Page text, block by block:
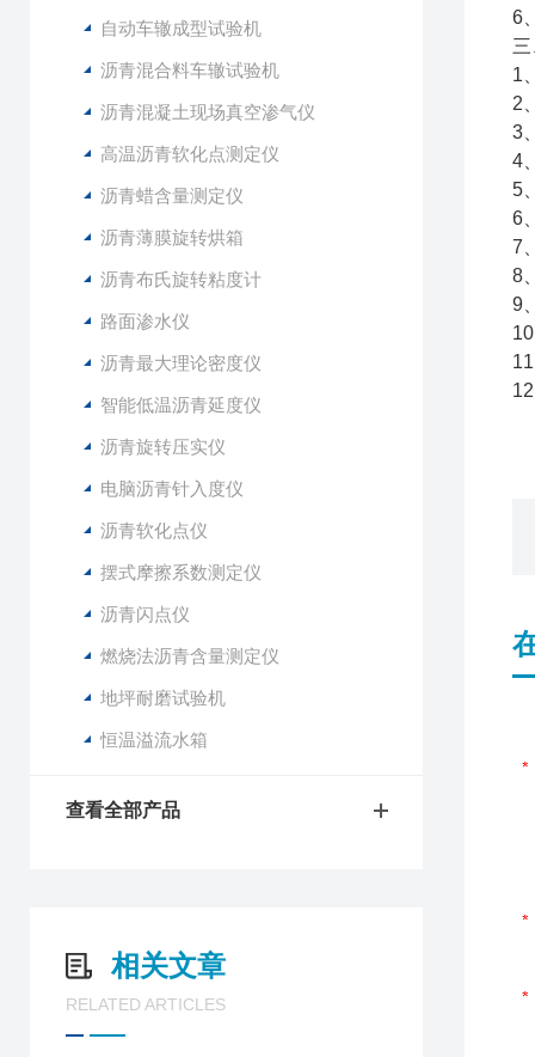
自动车辙成型试验机
沥青混合料车辙试验机
沥青混凝土现场真空渗气仪
高温沥青软化点测定仪
沥青蜡含量测定仪
沥青薄膜旋转烘箱
沥青布氏旋转粘度计
路面渗水仪
沥青最大理论密度仪
智能低温沥青延度仪
沥青旋转压实仪
电脑沥青针入度仪
沥青软化点仪
摆式摩擦系数测定仪
沥青闪点仪
燃烧法沥青含量测定仪
地坪耐磨试验机
恒温溢流水箱
查看全部产品
相关文章
RELATED ARTICLES
6
1
2
3
4
5
6
7
8
9